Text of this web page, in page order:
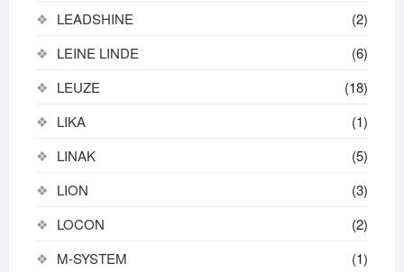
LEADSHINE
(2)
LEINE LINDE
(6)
LEUZE
(18)
LIKA
(1)
LINAK
(5)
LION
(3)
LOCON
(2)
M-SYSTEM
(1)